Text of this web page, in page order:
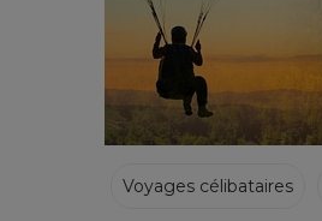
Voyages célibataires